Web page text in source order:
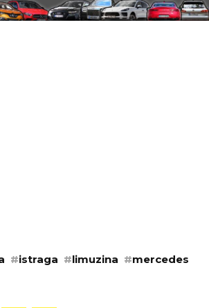
#istraga #limuzina #mercedes